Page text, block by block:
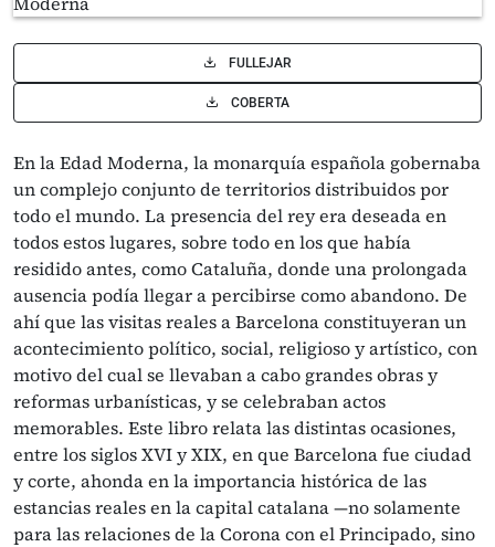
FULLEJAR
COBERTA
En la Edad Moderna, la monarquía española gobernaba
un complejo conjunto de territorios distribuidos por
todo el mundo. La presencia del rey era deseada en
todos estos lugares, sobre todo en los que había
residido antes, como Cataluña, donde una prolongada
ausencia podía llegar a percibirse como abandono. De
ahí que las visitas reales a Barcelona constituyeran un
acontecimiento político, social, religioso y artístico, con
motivo del cual se llevaban a cabo grandes obras y
reformas urbanísticas, y se celebraban actos
memorables. Este libro relata las distintas ocasiones,
entre los siglos XVI y XIX, en que Barcelona fue ciudad
y corte, ahonda en la importancia histórica de las
estancias reales en la capital catalana —no solamente
para las relaciones de la Corona con el Principado, sino